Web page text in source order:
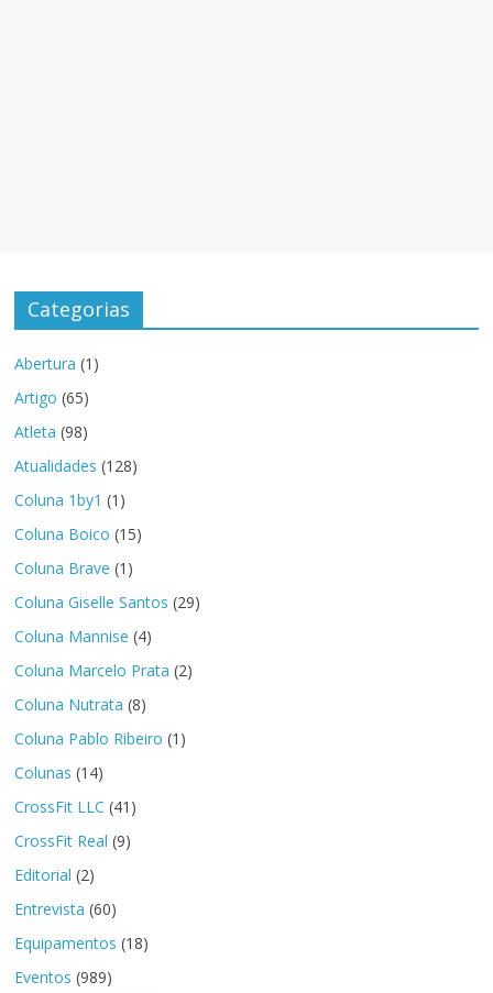
Categorias
Abertura (1)
Artigo (65)
Atleta (98)
Atualidades (128)
Coluna 1by1 (1)
Coluna Boico (15)
Coluna Brave (1)
Coluna Giselle Santos (29)
Coluna Mannise (4)
Coluna Marcelo Prata (2)
Coluna Nutrata (8)
Coluna Pablo Ribeiro (1)
Colunas (14)
CrossFit LLC (41)
CrossFit Real (9)
Editorial (2)
Entrevista (60)
Equipamentos (18)
Eventos (989)